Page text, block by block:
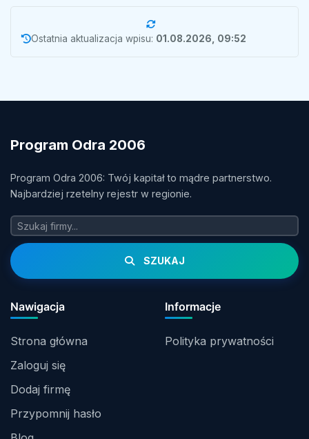
Ostatnia aktualizacja wpisu: 01.08.2026, 09:52
Program Odra 2006
Program Odra 2006: Twój kapitał to mądre partnerstwo.
Najbardziej rzetelny rejestr w regionie.
SZUKAJ
Nawigacja
Strona główna
Zaloguj się
Dodaj firmę
Przypomnij hasło
Informacje
Polityka prywatności